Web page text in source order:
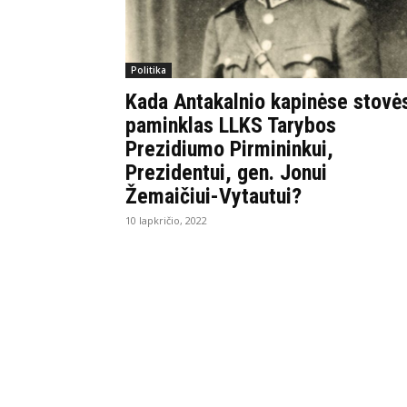
Politika
Kada Antakalnio kapinėse
paminklas LLKS Tarybos
Prezidiumo Pirmininkui,
Prezidentui, gen. Jonui
Žemaičiui-Vytautui?
10 lapkričio, 2022